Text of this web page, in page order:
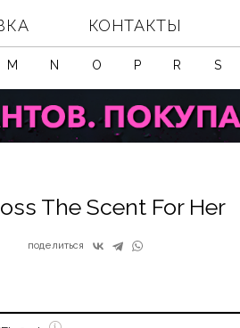
КОНТАКТЫ
M N O P R S
The Scent For Her
поделиться